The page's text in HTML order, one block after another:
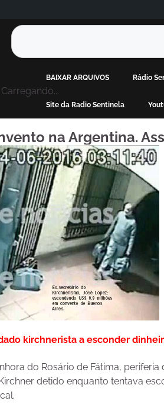
Carregando...
BAIXAR ARQUIVOS Rádio
Site da Radio Sentinela
na Argentina.
kirchnerista a esconder
do Rosário de Fátima, periferia
detido enquanto tentava